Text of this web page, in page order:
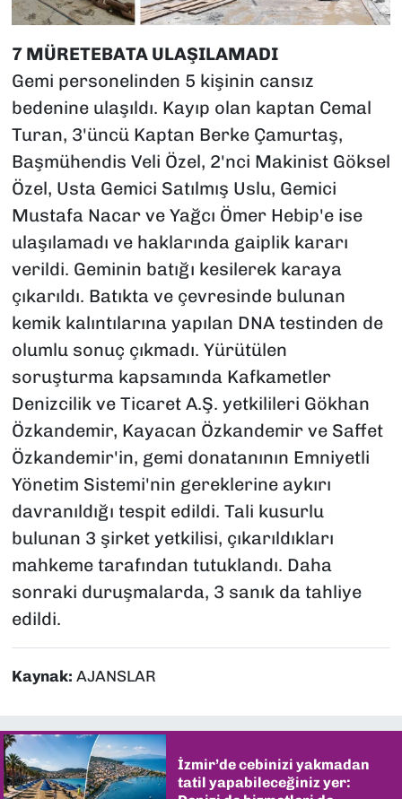
7 MÜRETEBATA ULAŞILAMADI
Gemi personelinden 5 kişinin cansız
bedenine ulaşıldı. Kayıp olan kaptan Cemal
Turan, 3'üncü Kaptan Berke Çamurtaş,
Başmühendis Veli Özel, 2'nci Makinist Göksel
Özel, Usta Gemici Satılmış Uslu, Gemici
Mustafa Nacar ve Yağcı Ömer Hebip'e ise
ulaşılamadı ve haklarında gaiplik kararı
verildi. Geminin batığı kesilerek karaya
çıkarıldı. Batıkta ve çevresinde bulunan
kemik kalıntılarına yapılan DNA testinden de
olumlu sonuç çıkmadı. Yürütülen
soruşturma kapsamında Kafkametler
Denizcilik ve Ticaret A.Ş. yetkilileri Gökhan
Özkandemir, Kayacan Özkandemir ve Saffet
Özkandemir'in, gemi donatanının Emniyetli
Yönetim Sistemi'nin gereklerine aykırı
davranıldığı tespit edildi. Tali kusurlu
bulunan 3 şirket yetkilisi, çıkarıldıkları
mahkeme tarafından tutuklandı. Daha
sonraki duruşmalarda, 3 sanık da tahliye
edildi.
Kaynak: AJANSLAR
İzmir’de cebinizi yakmadan
tatil yapabileceğiniz yer: